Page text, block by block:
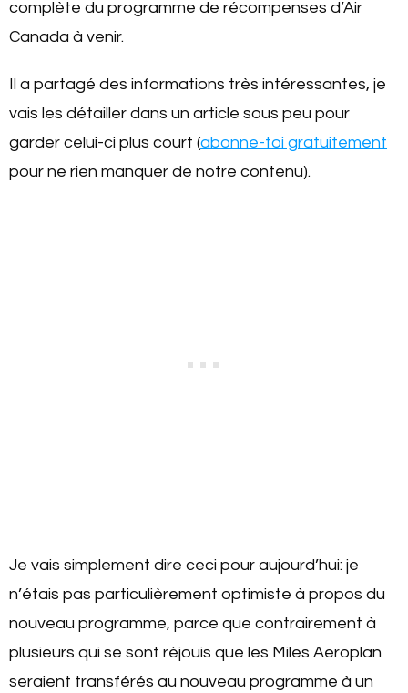
complète du programme de récompenses d’Air
Canada à venir.
Il a partagé des informations très intéressantes, je
vais les détailler dans un article sous peu pour
garder celui-ci plus court (abonne-toi gratuitement
pour ne rien manquer de notre contenu).
Je vais simplement dire ceci pour aujourd’hui: je
n’étais pas particulièrement optimiste à propos du
nouveau programme, parce que contrairement à
plusieurs qui se sont réjouis que les Miles Aeroplan
seraient transférés au nouveau programme à un